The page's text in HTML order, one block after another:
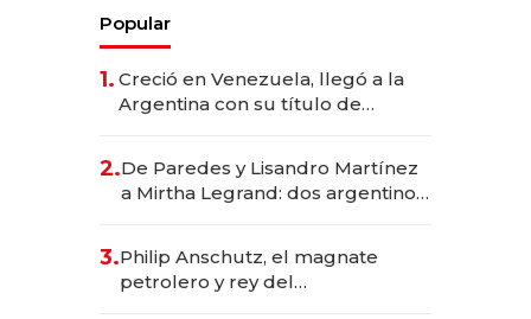
Popular
1. Creció en Venezuela, llegó a la
Argentina con su título de
las marcas "fast premium"
2.De Paredes y Lisandro Martínez
a Mirtha Legrand: dos argentinos
3.Philip Anschutz, el magnate
petrolero y rey del